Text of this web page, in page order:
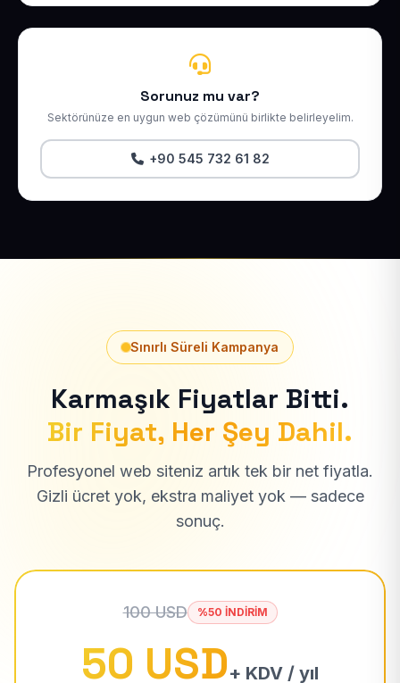
Sorunuz mu var?
Sektörünüze en uygun web çözümünü birlikte belirleyelim.
+90 545 732 61 82
Sınırlı Süreli Kampanya
Karmaşık Fiyatlar Bitti.
Bir Fiyat, Her Şey Dahil.
Profesyonel web siteniz artık tek bir net fiyatla.
Gizli ücret yok, ekstra maliyet yok — sadece
sonuç.
100 USD %50 İNDİRİM
50 USD+ KDV / yıl